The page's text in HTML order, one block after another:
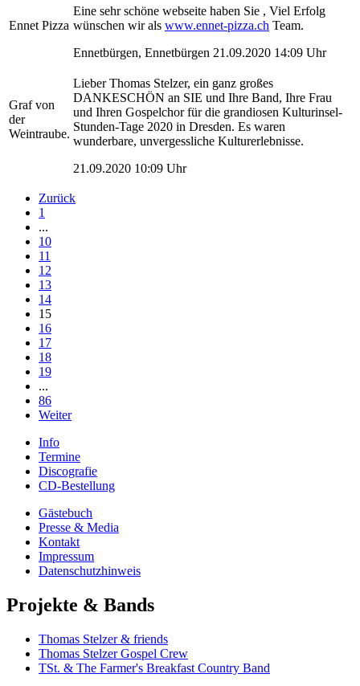
Ennet Pizza
Eine sehr schöne webseite haben Sie , Viel Erfolg
wünschen wir als www.ennet-pizza.ch Team.
Ennetbürgen, Ennetbürgen 21.09.2020 14:09 Uhr
Graf von
der
Weintraube.
Lieber Thomas Stelzer, ein ganz großes
DANKESCHÖN an SIE und Ihre Band, Ihre Frau
und Ihren Gospelchor für die grandiosen Kulturinsel-
Stunden-Tage 2020 in Dresden. Es waren
wunderbare, unvergessliche Kulturerlebnisse.
21.09.2020 10:09 Uhr
Zurück
1
...
10
11
12
13
14
15
16
17
18
19
...
86
Weiter
Info
Termine
Discografie
CD-Bestellung
Gästebuch
Presse & Media
Kontakt
Impressum
Datenschutzhinweis
Projekte & Bands
Thomas Stelzer & friends
Thomas Stelzer Gospel Crew
TSt. & The Farmer's Breakfast Country Band